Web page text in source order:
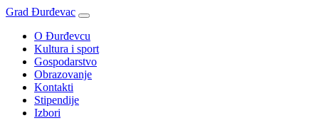
Grad Đurđevac
O Đurđevcu
Kultura i sport
Gospodarstvo
Obrazovanje
Kontakti
Stipendije
Izbori